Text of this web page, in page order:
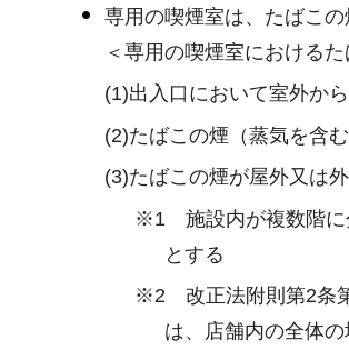
専用の喫煙室は、たばこ
＜専用の喫煙室における
(1)出入口において室外か
(2)たばこの煙（蒸気を含
(3)たばこの煙が屋外又は
※1 施設内が複数階に
とする
※2 改正法附則第2条第
は、店舗内の全体